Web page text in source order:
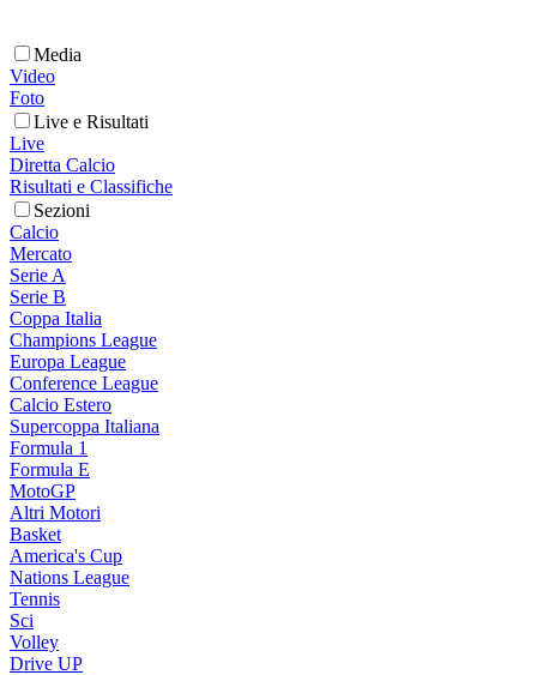
Media
Video
Foto
Live e Risultati
Live
Diretta Calcio
Risultati e Classifiche
Sezioni
Calcio
Mercato
Serie A
Serie B
Coppa Italia
Champions League
Europa League
Conference League
Calcio Estero
Supercoppa Italiana
Formula 1
Formula E
MotoGP
Altri Motori
Basket
America's Cup
Nations League
Tennis
Sci
Volley
Drive UP